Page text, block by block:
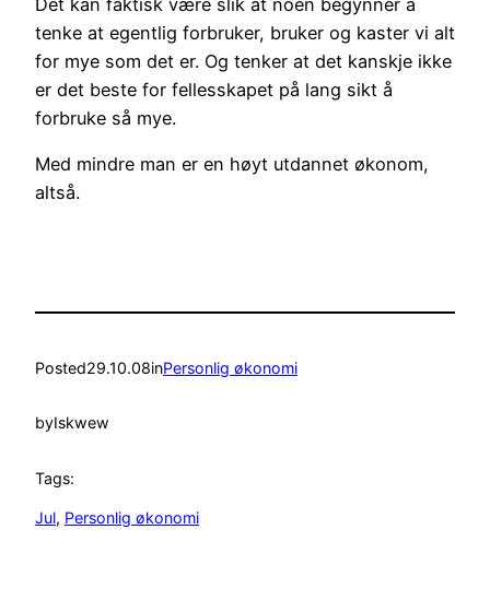
tenke at egentlig forbruker, bruker og kaster vi alt
for mye som det er. Og tenker at det kanskje ikke
er det beste for fellesskapet på lang sikt å
forbruke så mye.
Med mindre man er en høyt utdannet økonom,
altså.
Posted29.10.08inPersonlig økonomi
byIskwew
Tags:
Jul, Personlig økonomi